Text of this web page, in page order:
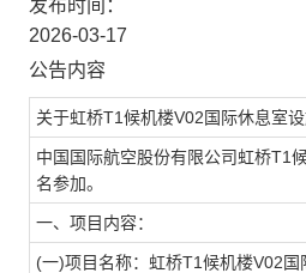
发布时间：
2026-03-17
公告内容
关于虹桥T1候机楼V02国际休息室
中国国际航空股份有限公司虹桥T1
名参加。
一、项目内容：
(一)项目名称：虹桥T1候机楼V02